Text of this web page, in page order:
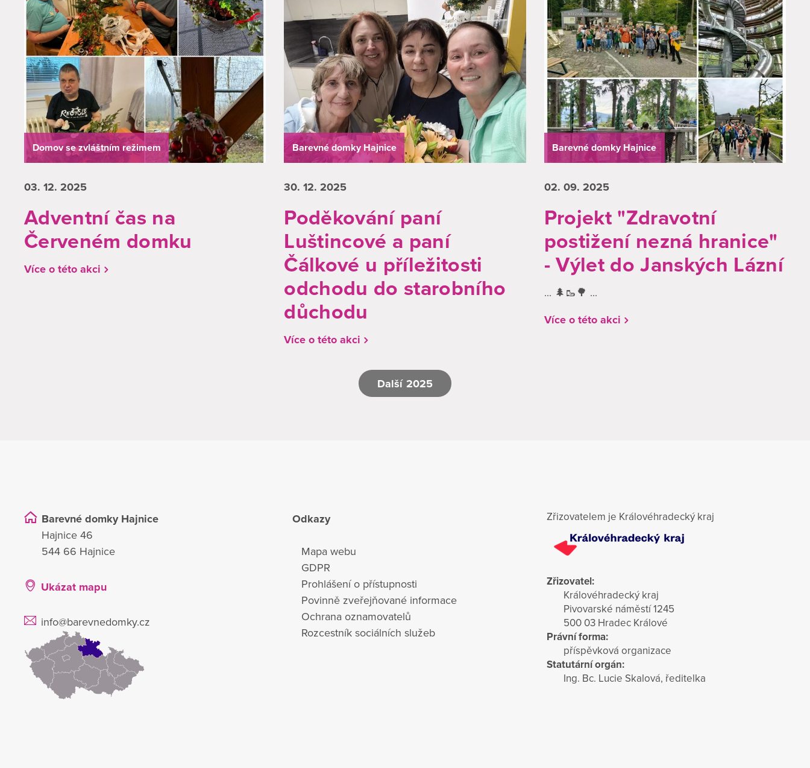
Domov se zvláštním režimem
03. 12. 2025
Adventní čas na
Červeném domku
Více o této akci
Barevné domky Hajnice
30. 12.2025
Poděkování paní
Luštincové a paní
Čálkové u příležitosti
odchodu do starobního
důchodu
Více o této akci
Barevné domky Hajnice
02. 09. 2025
Projekt "Zdravotní
postižení nezná hranice"
- Výlet do Janských Lázní
... 🌲🥾🌳 ...
Více o této akci
Další 2025
Barevné domky Hajnice
Hajnice 46
544 66 Hajnice
Ukázat mapu
info@barevnedomky.cz
Odkazy
Mapa webu
GDPR
Prohlášení o přístupnosti
Povinně zveřejňované informace
Ochrana oznamovatelů
Rozcestník sociálních služeb
Zřizovatelem je Královéhradecký kraj
Zřizovatel:
Královéhradecký kraj
Pivovarské náměstí 1245
500 03 Hradec Králové
Právní forma:
příspěvková organizace
Statutární orgán:
Ing. Bc. Lucie Skalová, ředitelka